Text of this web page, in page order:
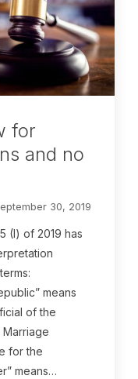
for
and no
30, 2019
(I) of 2019 has
means
of the
for the
means…